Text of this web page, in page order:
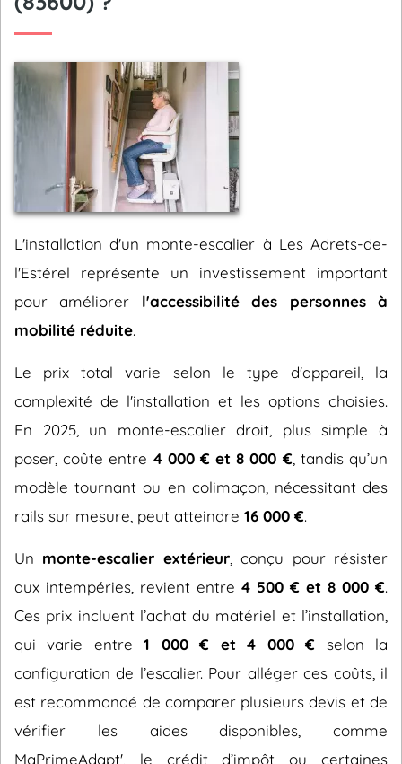
L'installation d'un monte-escalier à Les Adrets-de-
l'Estérel représente un investissement important
pour améliorer l'accessibilité des personnes à
mobilité réduite.
Le prix total varie selon le type d'appareil, la
complexité de l'installation et les options choisies.
En 2025, un monte-escalier droit, plus simple à
poser, coûte entre 4 000 € et 8 000 € , tandis qu’un
modèle tournant ou en colimaçon, nécessitant des
rails sur mesure, peut atteindre 16 000 €.
Un monte-escalier extérieur, conçu pour résister
aux intempéries, revient entre 4 500 € et 8 000 €.
Ces prix incluent l’achat du matériel et l’installation,
qui varie entre1 000 € et 4 000 € selon la
configuration de l’escalier. Pour alléger ces coûts, il
est recommandé de comparer plusieurs devis et de
vérifier les aides disponibles, comme
MaPrimeAdapt', le crédit d’impôt ou certaines